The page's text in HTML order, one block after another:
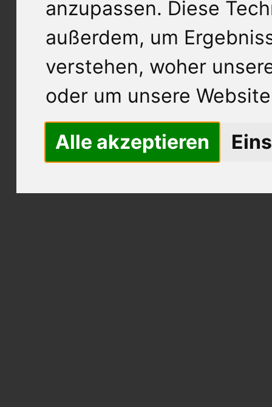
anzupassen. Diese
außerdem, um
verstehen, woher
oder um unsere
Alle akzeptieren